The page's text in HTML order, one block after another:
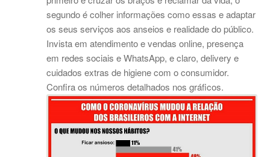
segundo é colher informações como essas e adaptar
os seus serviços aos anseios e realidade do público.
Invista em atendimento e vendas online, presença
em redes sociais e WhatsApp, e claro, delivery e
cuidados extras de higiene com o consumidor.
Confira os números detalhados nos gráficos.